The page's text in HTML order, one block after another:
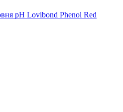
pH Lovibond Phenol Red